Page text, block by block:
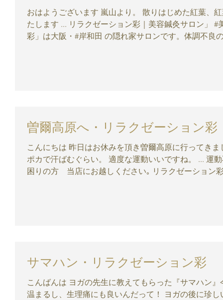
おはようございます 嵐山より。 散りはじめた紅葉、紅葉絨毯。 今日も彩をよろしくお願いい
たします ... リラクゼーション彩｜美容鍼灸サロン」
彩」は大阪・#岸和田 の隠れ家サロンです。体調不良
曽爾高原へ・リラクゼーション彩
こんにちは 昨日はお休みを頂き曽爾高原に行ってきました。 天気もよく、ハイキングでポカ
ポカで汗ばむぐらい。 適度な運動いいですね。 ... 運動不足、日頃の疲れで肩こり 腰痛にお
困りの方 当店にお越しください｡ リラクゼーション
サマハン・リラクゼーション彩
こんばんは ヨガの先生に教えてもらった『サマハン』今日も飲んで寝よう🎵 めっちゃ身体が
温まるし、生理痛にも良いんだって！ ヨガの後に珍